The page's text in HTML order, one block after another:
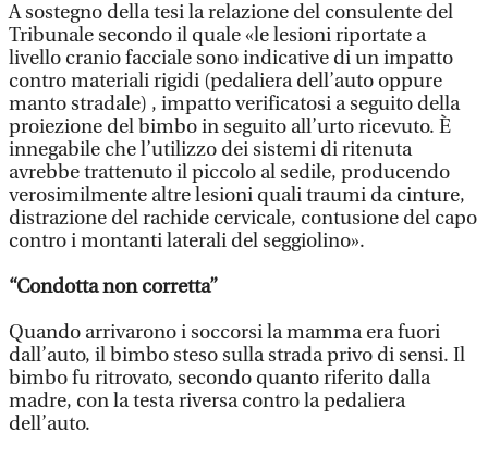
A sostegno della tesi la relazione del consulente del
Tribunale secondo il quale «le lesioni riportate a
livello cranio facciale sono indicative di un impatto
contro materiali rigidi (pedaliera dell’auto oppure
manto stradale) , impatto verificatosi a seguito della
proiezione del bimbo in seguito all’urto ricevuto. È
innegabile che l’utilizzo dei sistemi di ritenuta
avrebbe trattenuto il piccolo al sedile, producendo
verosimilmente altre lesioni quali traumi da cinture,
distrazione del rachide cervicale, contusione del capo
contro i montanti laterali del seggiolino».
“Condotta non corretta”
Quando arrivarono i soccorsi la mamma era fuori
dall’auto, il bimbo steso sulla strada privo di sensi. Il
bimbo fu ritrovato, secondo quanto riferito dalla
madre, con la testa riversa contro la pedaliera
dell’auto.